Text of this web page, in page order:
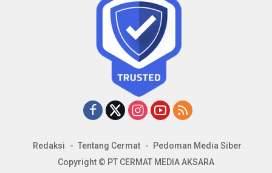
Redaksi Tentang Cermat
Pedoman Media Siber
Copyright © PT CERMAT MEDIA AKSARA